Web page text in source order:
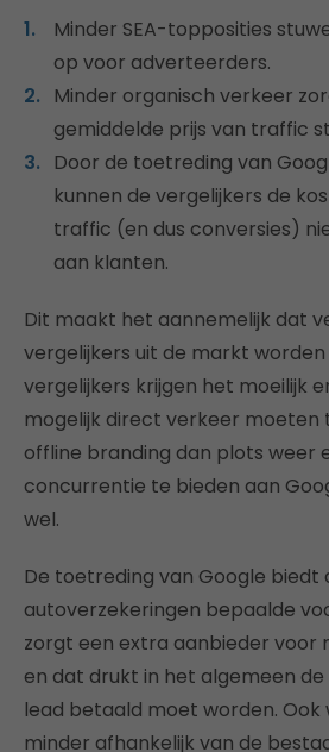
Minder SEA-topposities
op voor adverteerders.
Minder organisch verkeer
gemiddelde prijs van traffic
Door de toetreding van
kunnen de vergelijkers de
traffic (en dus conversies)
aan klanten.
Dit maakt het aannemelijk dat
vergelijkers uit de markt
vergelijkers krijgen het moeilijk
mogelijk direct verkeer moeten
offline branding dan plots weer
concurrentie te bieden aan
wel.
De toetreding van Google biedt
autoverzekeringen bepaalde
zorgt een extra aanbieder voor
en dat drukt in het algemeen de
lead betaald moet worden. Ook
minder afhankelijk van de